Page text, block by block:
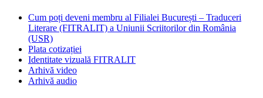
Cum poți deveni membru al Filialei București – Traduceri
Literare (FITRALIT) a Uniunii Scriitorilor din România
(USR)
Plata cotizației
Identitate vizuală FITRALIT
Arhivă video
Arhivă audio